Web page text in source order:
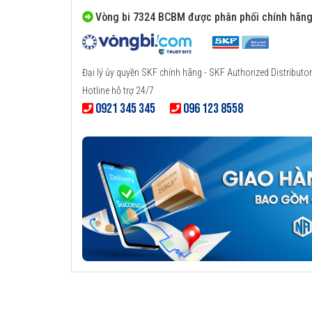
Vòng bi 7324 BCBM được phân phối chính hãng
Đại lý ủy quyền SKF chính hãng - SKF Authorized Distributor
Hotline hỗ trợ 24/7
0921 345 345 096 123 8558